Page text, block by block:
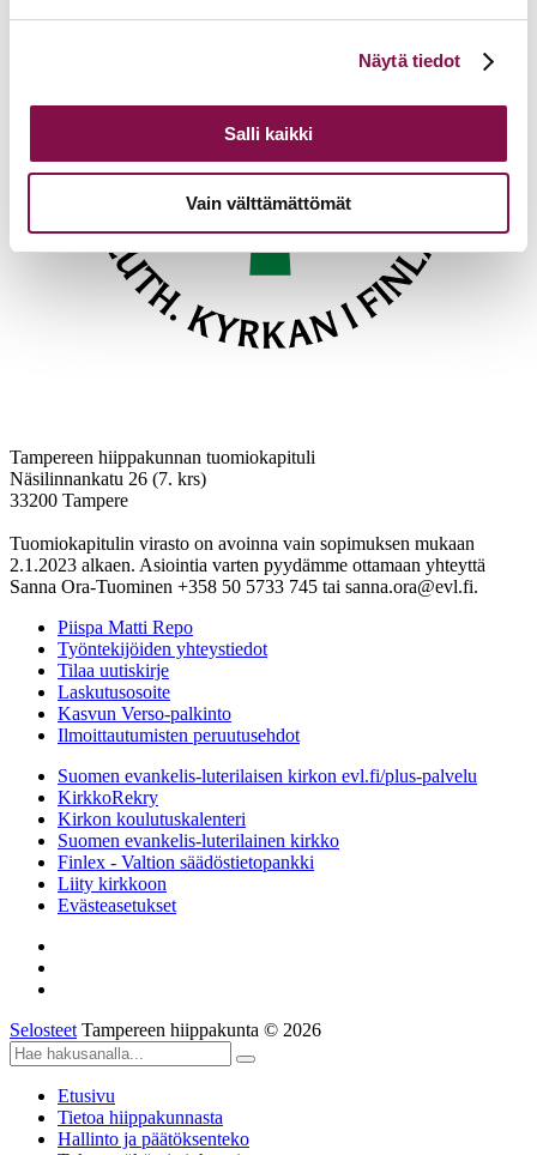
linkistä.
Näytä tiedot
Salli kaikki
Vain välttämättömät
Tampereen hiippakunnan tuomiokapituli
Näsilinnankatu 26 (7. krs)
33200 Tampere
Tuomiokapitulin virasto on avoinna vain sopimuksen mukaan
2.1.2023 alkaen. Asiointia varten pyydämme ottamaan yhteyttä
Sanna Ora-Tuominen +358 50 5733 745 tai sanna.ora@evl.fi.
Piispa Matti Repo
Työntekijöiden yhteystiedot
Tilaa uutiskirje
Laskutusosoite
Kasvun Verso-palkinto
Ilmoittautumisten peruutusehdot
Suomen evankelis-luterilaisen kirkon evl.fi/plus-palvelu
KirkkoRekry
Kirkon koulutuskalenteri
Suomen evankelis-luterilainen kirkko
Finlex - Valtion säädöstietopankki
Liity kirkkoon
Evästeasetukset
Selosteet Tampereen hiippakunta © 2026
Etusivu
Tietoa hiippakunnasta
Hallinto ja päätöksenteko